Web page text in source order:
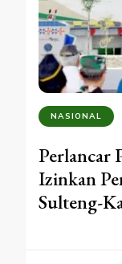
NASIONAL
Perlancar
Izinkan
Sulteng-